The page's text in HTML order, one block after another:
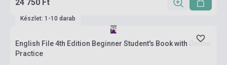
24 750 Ft
Készlet: 1-10 darab
English File 4th Edition Beginner Student's Book with Online
Practice